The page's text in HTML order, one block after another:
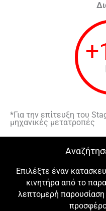
+
*Για την επίτευξη του
μηχανικές μετατροπές
Επιλέξτε έναν
κινητήρα από το
λεπτομερή